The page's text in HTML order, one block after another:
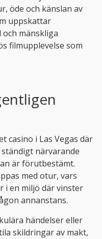
öde och känslan av
uppskattar
mänskliga
filmupplevelse som
casino i Las Vegas där
närvarande
är förutbestämt.
med otur, vars
i en miljö där vinster
annanstans.
händelser eller
skildringar av makt,